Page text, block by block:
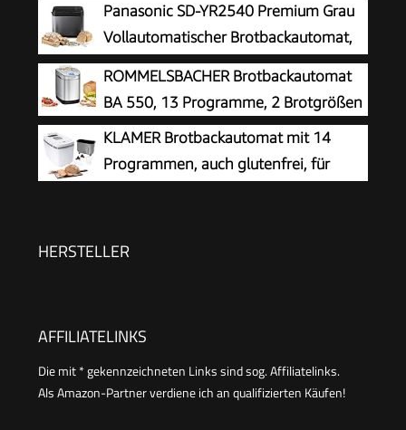
Panasonic SD-YR2540 Premium Grau
Vollautomatischer Brotbackautomat,
horizontales Design und Hefespender,
32 automatische Programme, zwei
Temperatursensoren, 13-Stunden-Zeitvorwahl,
Grau
ROMMELSBACHER Brotbackautomat
BA 550, 13 Programme, 2 Brotgrößen
KLAMER Brotbackautomat mit 14
Programmen, auch glutenfrei, für
HERSTELLER
AFFILIATELINKS
Die mit * gekennzeichneten Links sind sog. Affiliatelinks.
Als Amazon-Partner verdiene ich an qualifizierten Käufen!